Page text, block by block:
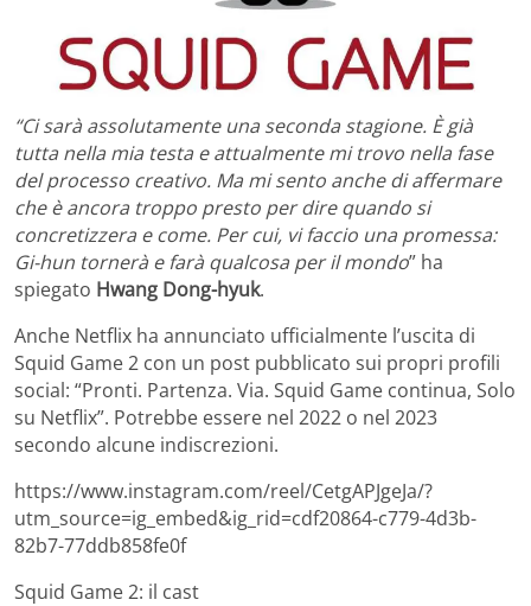
“Ci sarà assolutamente una seconda stagione. È già
tutta nella mia testa e attualmente mi trovo nella fase
del processo creativo. Ma mi sento anche di affermare
che è ancora troppo presto per dire quando si
concretizzera e come. Per cui, vi faccio una promessa:
Gi-hun tornerà e farà qualcosa per il mondo” ha
spiegato Hwang Dong-hyuk.
Anche Netflix ha annunciato ufficialmente l’uscita di
Squid Game 2 con un post pubblicato sui propri profili
social: “Pronti. Partenza. Via. Squid Game continua, Solo
su Netflix”. Potrebbe essere nel 2022 o nel 2023
secondo alcune indiscrezioni.
https://www.instagram.com/reel/CetgAPJgeJa/?
utm_source=ig_embed&ig_rid=cdf20864-c779-4d3b-
82b7-77ddb858fe0f
Squid Game 2: il cast